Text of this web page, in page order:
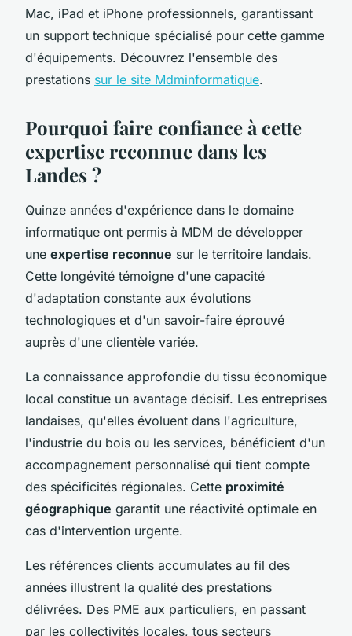
Mac, iPad et iPhone professionnels, garantissant
un support technique spécialisé pour cette gamme
d'équipements. Découvrez l'ensemble des
prestations sur le site Mdminformatique.
Pourquoi faire confiance à cette
expertise reconnue dans les
Landes ?
Quinze années d'expérience dans le domaine
informatique ont permis à MDM de développer
une expertise reconnue sur le territoire landais.
Cette longévité témoigne d'une capacité
d'adaptation constante aux évolutions
technologiques et d'un savoir-faire éprouvé
auprès d'une clientèle variée.
La connaissance approfondie du tissu économique
local constitue un avantage décisif. Les entreprises
landaises, qu'elles évoluent dans l'agriculture,
l'industrie du bois ou les services, bénéficient d'un
accompagnement personnalisé qui tient compte
des spécificités régionales. Cette proximité
géographique garantit une réactivité optimale en
cas d'intervention urgente.
Les références clients accumulates au fil des
années illustrent la qualité des prestations
délivrées. Des PME aux particuliers, en passant
par les collectivités locales, tous secteurs